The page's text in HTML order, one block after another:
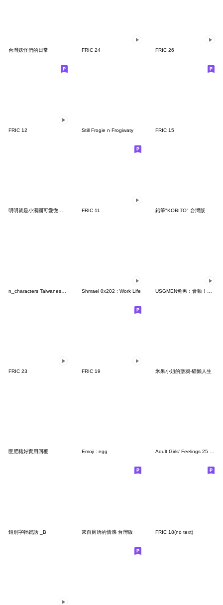
台灣妖怪們的日常 FRIC 24 FRIC 26
FRIC 12 Still Frogie n Frogiwaty FRIC 15
明明就是小湯圓可愛微嗆(粉) FRIC 11 鉛筆"KOBITO" 台灣版
Shmael 0x202 : Work Life
FRIC 23 FRIC 19 米果小姐的塗鴉-貓懶人生
匪肥豬好實用回覆 Emoji : egg Adult Girls' Feelings 25 (Juicy Summer)
錯別字輕鬆話 _B 來自廁所的情感 台灣版 FRIC 18(no text)